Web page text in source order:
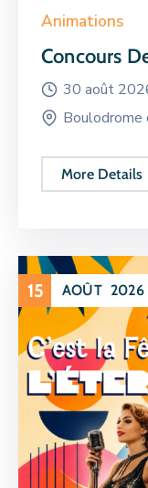
Animations
Concours
30 août
Boulodrome
More Details
15 AOÛT 2026